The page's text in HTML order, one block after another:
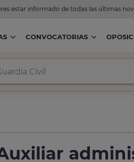
estar informado de todas las últimas
CONVOCATORIAS